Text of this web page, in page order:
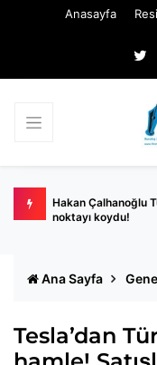
Anasayfa
Hakan Çalhanoğlu
noktayı koydu!
Ana Sayfa
Tesla’dan